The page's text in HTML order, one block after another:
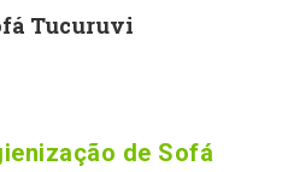
Tucuruvi
de Sofá